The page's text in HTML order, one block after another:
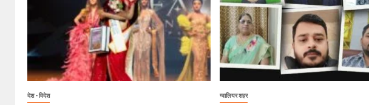
देश - विदेश ग्वालियर शहर